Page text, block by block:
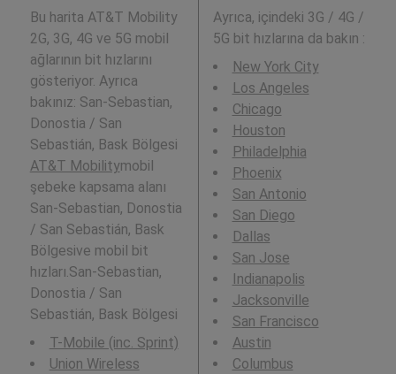
Bu harita AT&T Mobility
2G, 3G, 4G ve 5G mobil
ağlarının bit hızlarını
gösteriyor. Ayrıca
bakınız: San-Sebastian,
Donostia / San
Sebastián, Bask Bölgesi
AT&T Mobilitymobil
şebeke kapsama alanı
San-Sebastian, Donostia
/ San Sebastián, Bask
Bölgesive mobil bit
hızları.San-Sebastian,
Donostia / San
Sebastián, Bask Bölgesi
T-Mobile (inc. Sprint)
Union Wireless
Ayrıca, içindeki 3G / 4G /
5G bit hızlarına da bakın :
New York City
Los Angeles
Chicago
Houston
Philadelphia
Phoenix
San Antonio
San Diego
Dallas
San Jose
Indianapolis
Jacksonville
San Francisco
Austin
Columbus